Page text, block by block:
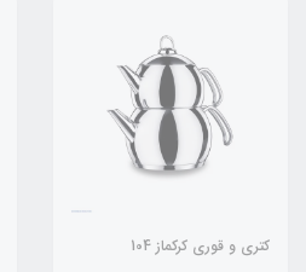
کتری و قوری کرکماز 104